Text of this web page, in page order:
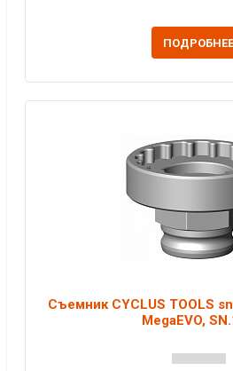
ПОДРОБНЕЕ
Съемник CYCLUS TOOLS
MegaEVO,